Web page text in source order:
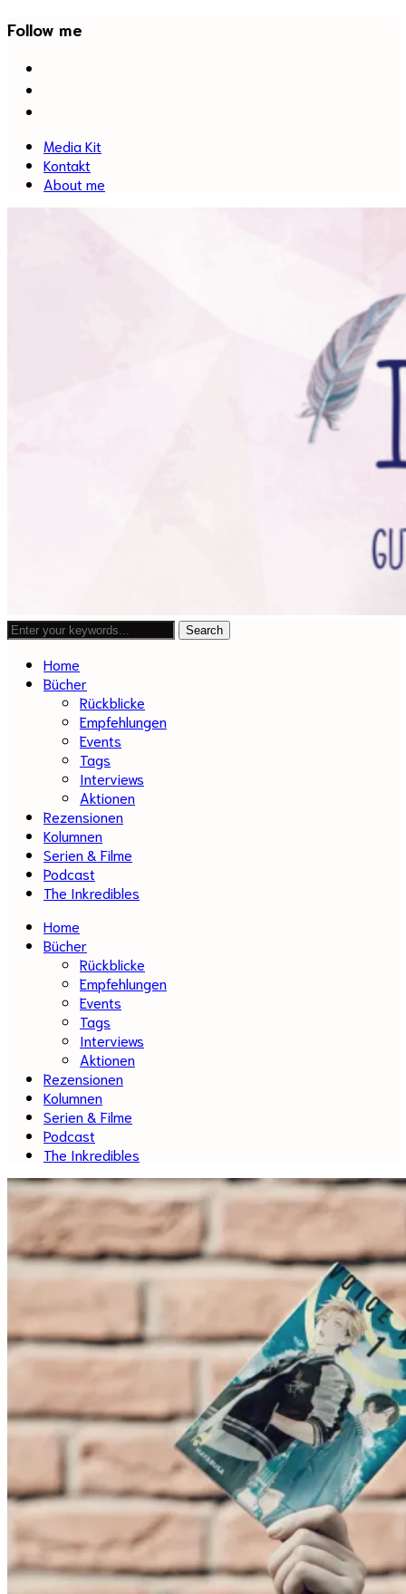
Follow me
Media Kit
Kontakt
About me
Home
Bücher
Rückblicke
Empfehlungen
Events
Tags
Interviews
Aktionen
Rezensionen
Kolumnen
Serien & Filme
Podcast
The Inkredibles
Home
Bücher
Rückblicke
Empfehlungen
Events
Tags
Interviews
Aktionen
Rezensionen
Kolumnen
Serien & Filme
Podcast
The Inkredibles